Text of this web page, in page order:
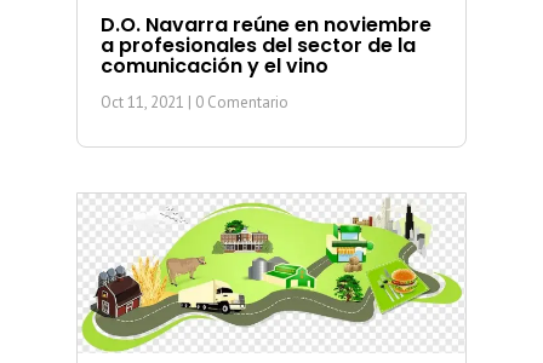
D.O. Navarra reúne en noviembre
a profesionales del sector de la
comunicación y el vino
Oct 11, 2021 | 0 Comentario